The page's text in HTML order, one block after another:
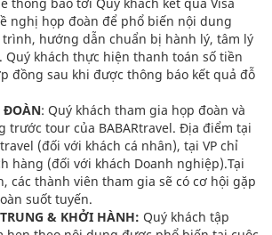
nghị họp đoàn để phổ biến nội dung
hướng dẫn chuẩn bị hành lý, tâm lý
Quý khách thực hiện thanh toán số tiền
đồng sau khi được thông báo kết quả đỗ
ĐOÀN: Quý khách tham gia họp đoàn và
trước tour của BABARtravel. Địa điểm tại
(đối với khách cá nhân), tại VP chỉ
hàng (đối với khách Doanh nghiệp).Tại
các thành viên tham gia sẽ có cơ hội gặp
suốt tuyến.
& KHỞI HÀNH: Quý khách tập